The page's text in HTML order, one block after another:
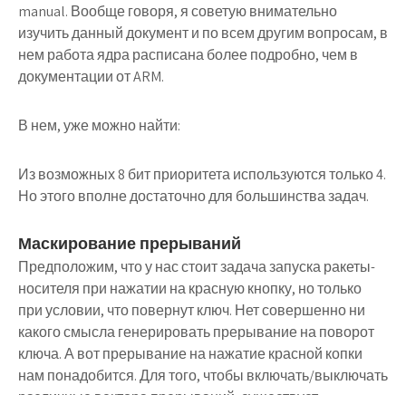
manual. Вообще говоря, я советую внимательно
изучить данный документ и по всем другим вопросам, в
нем работа ядра расписана более подробно, чем в
документации от ARM.
В нем, уже можно найти:
Из возможных 8 бит приоритета используются только 4.
Но этого вполне достаточно для большинства задач.
Маскирование прерываний
Предположим, что у нас стоит задача запуска ракеты-
носителя при нажатии на красную кнопку, но только
при условии, что повернут ключ. Нет совершенно ни
какого смысла генерировать прерывание на поворот
ключа. А вот прерывание на нажатие красной копки
нам понадобится. Для того, чтобы включать/выключать